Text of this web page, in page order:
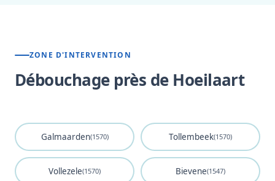
ZONE D'INTERVENTION
Débouchage près de Hoeilaart
Galmaarden(1570) Tollembeek(1570)
Vollezele(1570) Bievene(1547)